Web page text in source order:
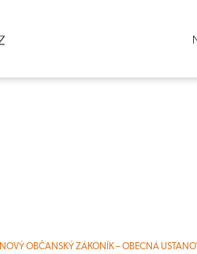
NOVÝ OBČANSKÝ ZÁKONÍK – OBECNÁ